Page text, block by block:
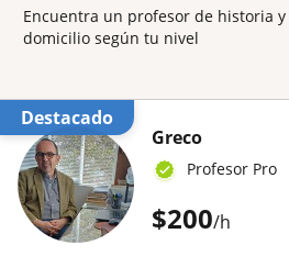
Encuentra un profesor de historia
domicilio según tu nivel
Destacado
$200/h
Greco
Profesor Pro